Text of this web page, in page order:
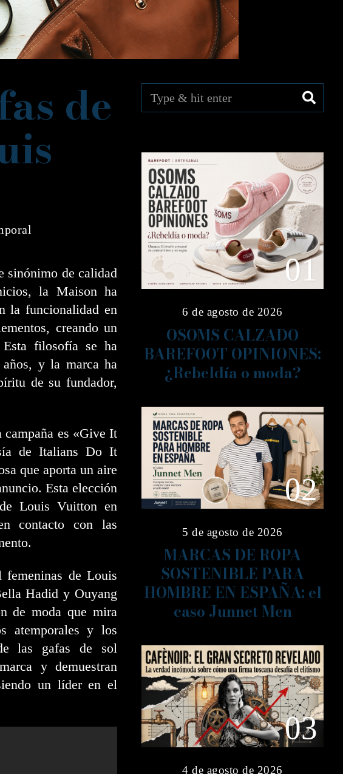
de
sinónimo de calidad
la Maison ha
la funcionalidad en
creando un
filosofía se ha
y la marca ha
de su fundador,
campaña es «Give It
de Italians Do It
que aporta un aire
Esta elección
Louis Vuitton en
contacto con las
femeninas de Louis
Hadid y Ouyang
de moda que mira
atemporales y los
las gafas de sol
y demuestran
un líder en el
01
6 de agosto de 2026
OSOMS CALZADO
BAREFOOT OPINIONES:
¿Rebeldía o moda?
02
5 de agosto de 2026
MARCAS DE ROPA
SOSTENIBLE PARA
HOMBRE EN ESPAÑA: el
caso Junnet Men
03
4 de agosto de 2026